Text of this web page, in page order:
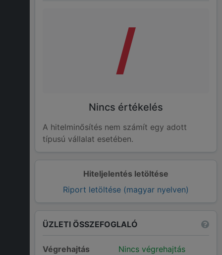
Hiteljelentés letöltése
Riport letöltése (magyar nyelven)
/
Nincs értékelés
A hitelminősítés nem számít egy adott
típusú vállalat esetében.
ÜZLETI ÖSSZEFOGLALÓ
Végrehajtás
Nincs végrehajtás